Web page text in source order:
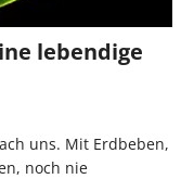
lebendige
uns. Mit Erdbeben,
noch nie